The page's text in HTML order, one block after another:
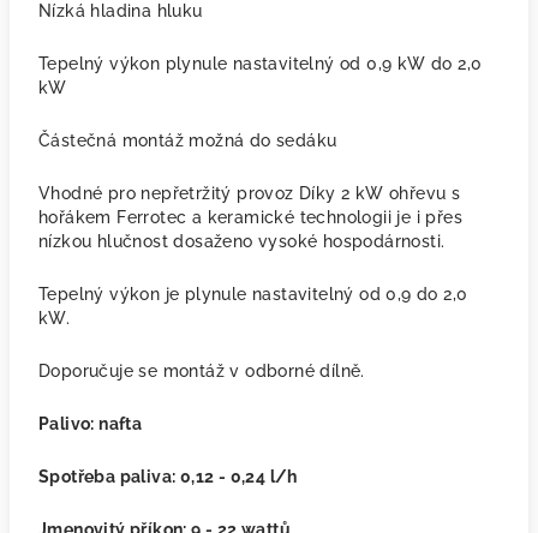
Nízká hladina hluku
Tepelný výkon plynule nastavitelný od 0,9 kW do 2,0
kW
Částečná montáž možná do sedáku
Vhodné pro nepřetržitý provoz Díky 2 kW ohřevu s
hořákem Ferrotec a keramické technologii je i přes
nízkou hlučnost dosaženo vysoké hospodárnosti.
Tepelný výkon je plynule nastavitelný od 0,9 do 2,0
kW.
Doporučuje se montáž v odborné dílně.
Palivo: nafta
Spotřeba paliva: 0,12 - 0,24 l/h